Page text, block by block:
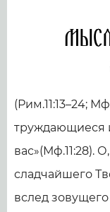
(Рим.11:13–24;
труждающиеся
вас»(Мф.11:28).
сладчайшего
вслед